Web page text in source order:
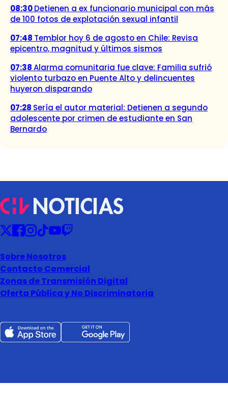
08:30Detienen a ex funcionario municipal con más
de 100 fotos de explotación sexual infantil
07:48 Temblor hoy 6 de agosto en Chile: Revisa
epicentro, magnitud y últimos sismos
07:38Alarma comunitaria fue clave: Familia sufrió
violento turbazo en Puente Alto y delincuentes
huyeron disparando
07:28 Sería el autor material: Detienen a segundo
adolescente por crimen de estudiante en San
Bernardo
Sobre Nosotros
Contacto Comercial
Zonas de Transmisión Digital
Oferta Pública y No Discriminatoria